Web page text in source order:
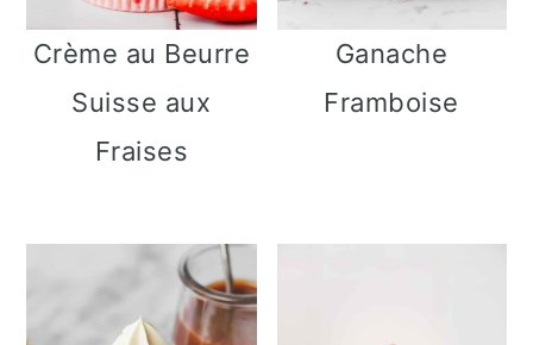
Crème au Beurre
Suisse aux
Fraises
Ganache
Framboise